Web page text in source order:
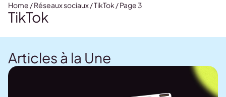
Home /Réseaux sociaux/TikTok /Page 3
TikTok
Articles à la Une